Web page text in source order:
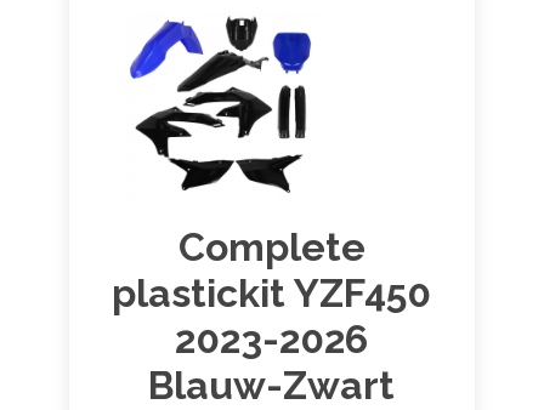
Complete
plastickit YZF450
2023-2026
Blauw-Zwart